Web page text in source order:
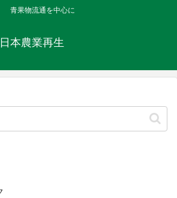
青果物流通を中心に
日本農業再生